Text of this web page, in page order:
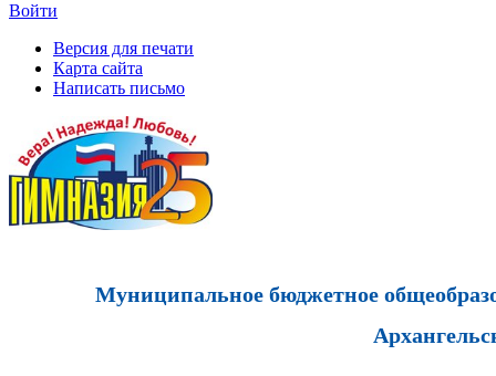
Войти
Версия для печати
Карта сайта
Написать письмо
Муниципальное бюджетное